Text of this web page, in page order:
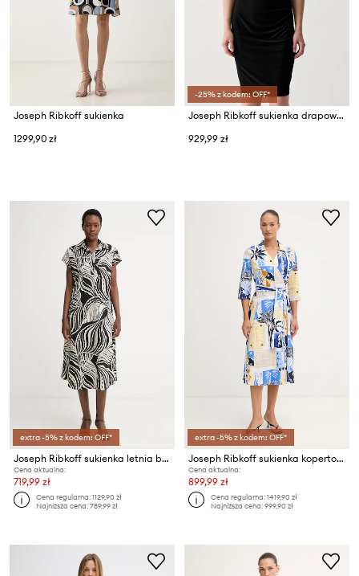
Joseph Ribkoff sukienka
1299,90 zł
-25% z kodem: OFF*
Joseph Ribkoff sukienka drapowana
929,99 zł
extra -5% z kodem: OFF*
Joseph Ribkoff sukienka letnia bawełniana z elastanem
Cena aktualna:
719,99 zł
Cena regularna:1129,90 zł
Najniższa cena:789,99 zł
extra -5% z kodem: OFF*
Joseph Ribkoff sukienka kopertowa bawełniana z elastanem
Cena aktualna:
899,99 zł
Cena regularna:1419,90 zł
Najniższa cena:999,90 zł